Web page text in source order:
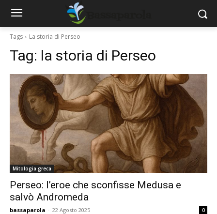
Tags La storia di Perseo
Tag: la storia di Perseo
Mitologia greca
Perseo: l’eroe che sconfisse Medusa e
salvò Andromeda
bassaparola - 22 Agosto 2025 0